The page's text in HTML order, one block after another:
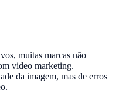
muitas marcas não
video marketing.
da imagem, mas de erros